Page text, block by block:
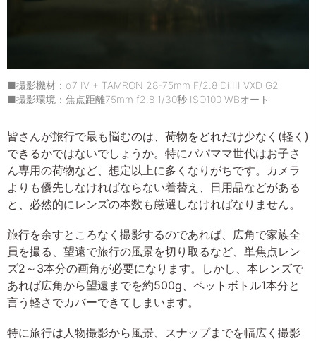
■撮影機材：α7 IV + TAMRON 28-75mm F/2.8 Di III VXD G2
■撮影環境：焦点距離75mm f2.8 1/30秒 ISO100 WBオート
皆さんが旅行で最も悩むのは、荷物をどれだけ少なく(軽く)
できるかではないでしょうか。特にパパママ世代はお子さ
ん専用の荷物など、想定以上に多くなりがちです。カメラ
よりも優先しなければならない着替え、日用品などがある
と、必然的にレンズの本数も厳選しなければなりません。
旅行を余すところなく撮影するのであれば、広角で家族全
員を撮る、望遠で旅行の風景を切り取るなど、単焦点レン
ズ2～3本分の画角が必要になります。しかし、本レンズで
あれば広角から望遠までを約500g、ペットボトル1本分と
言う軽さでカバーできてしまいます。
特に旅行は人物撮影から風景、スナップまでを幅広く撮影